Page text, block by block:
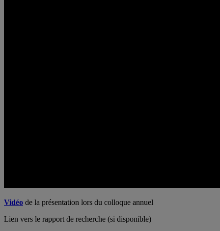
Vidéo de la présentation lors du colloque annuel
Lien vers le rapport de recherche (si disponible)